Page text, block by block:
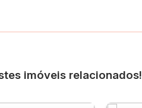
imóveis relacionados!